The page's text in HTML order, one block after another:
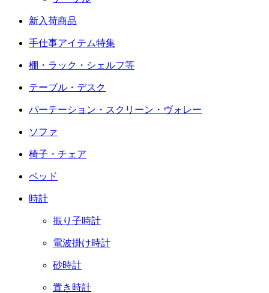
新入荷商品
手仕事アイテム特集
棚・ラック・シェルフ等
テーブル・デスク
パーテーション・スクリーン・ヴォレー
ソファ
椅子・チェア
ベッド
時計
振り子時計
電波掛け時計
砂時計
置き時計